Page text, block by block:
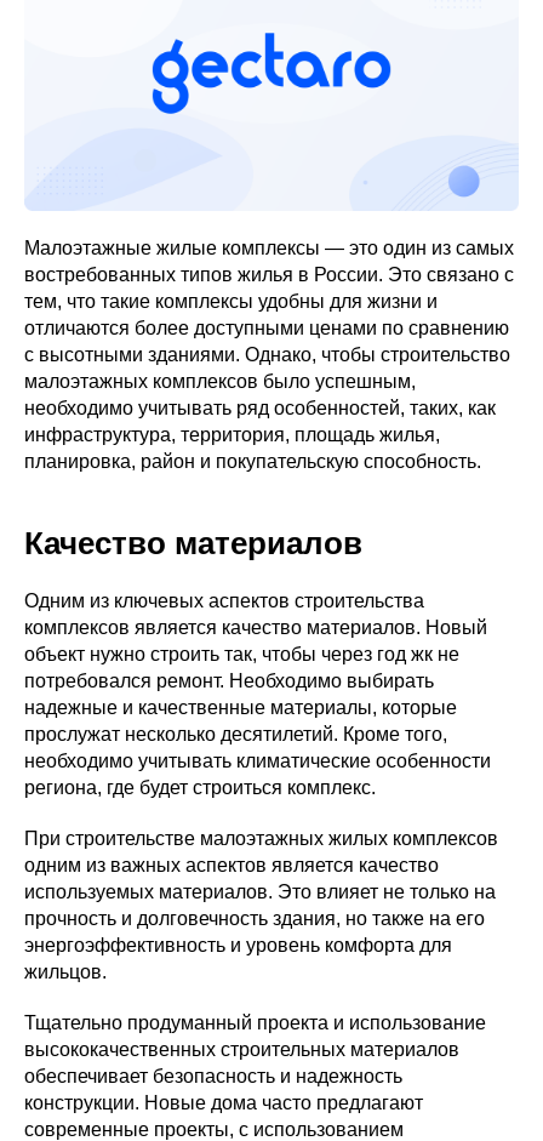
Малоэтажные жилые комплексы — это один из самых
востребованных типов жилья в России. Это связано с
тем, что такие комплексы удобны для жизни и
отличаются более доступными ценами по сравнению
с высотными зданиями. Однако, чтобы строительство
малоэтажных комплексов было успешным,
необходимо учитывать ряд особенностей, таких, как
инфраструктура, территория, площадь жилья,
планировка, район и покупательскую способность.
Качество материалов
Одним из ключевых аспектов строительства
комплексов является качество материалов. Новый
объект нужно строить так, чтобы через год жк не
потребовался ремонт. Необходимо выбирать
надежные и качественные материалы, которые
прослужат несколько десятилетий. Кроме того,
необходимо учитывать климатические особенности
региона, где будет строиться комплекс.
При строительстве малоэтажных жилых комплексов
одним из важных аспектов является качество
используемых материалов. Это влияет не только на
прочность и долговечность здания, но также на его
энергоэффективность и уровень комфорта для
жильцов.
Тщательно продуманный проекта и использование
высококачественных строительных материалов
обеспечивает безопасность и надежность
конструкции. Новые дома часто предлагают
современные проекты, с использованием